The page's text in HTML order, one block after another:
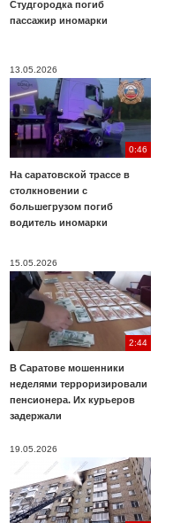
Студгородка погиб
пассажир иномарки
13.05.2026
0:46
На саратовской трассе в
столкновении с
большегрузом погиб
водитель иномарки
15.05.2026
2:44
В Саратове мошенники
неделями терроризировали
пенсионера. Их курьеров
задержали
19.05.2026